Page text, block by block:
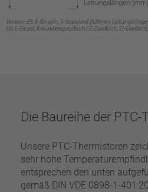
Die Baureihe der
Unsere PTC-Thermistoren
sehr hohe
entsprechen den unten
gemäß DIN VDE 0898-1-